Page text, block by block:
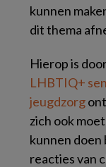
kunnen
dit thema
Hierop is
LHBTIQ+
jeugdzorg
zich ook
kunnen doen
reacties van